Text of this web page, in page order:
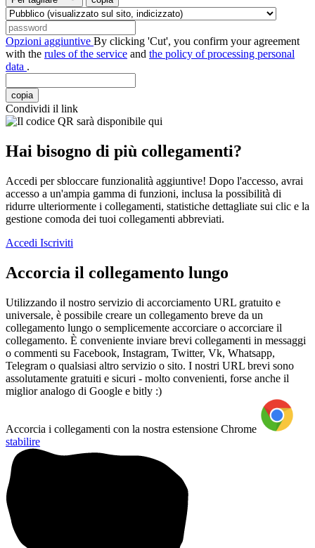
Opzioni aggiuntive By clicking 'Cut', you confirm your agreement
with the rules of the service and the policy of processing personal
data .
copia
Condividi il link
Hai bisogno di più collegamenti?
Accedi per sbloccare funzionalità aggiuntive! Dopo l'accesso, avrai
accesso a un'ampia gamma di funzioni, inclusa la possibilità di
ridurre ulteriormente i collegamenti, statistiche dettagliate sui clic e la
gestione comoda dei tuoi collegamenti abbreviati.
Accedi Iscriviti
Accorcia il collegamento lungo
Utilizzando il nostro servizio di accorciamento URL gratuito e
universale, è possibile creare un collegamento breve da un
collegamento lungo o semplicemente accorciare o accorciare il
collegamento. È conveniente inviare brevi collegamenti in messaggi
o commenti su Facebook, Instagram, Twitter, Vk, Whatsapp,
Telegram o qualsiasi altro servizio o sito. I nostri URL brevi sono
assolutamente gratuiti e sicuri - molto convenienti, forse anche il
miglior analogo di Google e bitly :)
Accorcia i collegamenti con la nostra estensione Chrome
stabilire